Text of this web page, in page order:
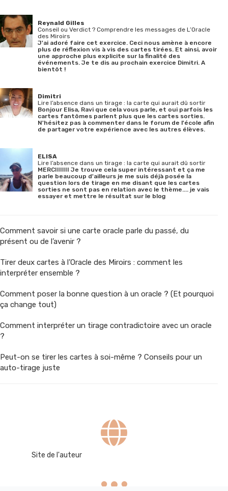
Reynald Gilles
Conseil ou Verdict ? Comprendre les messages de L’Oracle
des Miroirs
J'ai adoré faire cet exercice. Ceci nous amène à encore
plus de réflexion vis à vis des cartes tirées. Et ainsi, avoir
une approche plus explicite sur la finalité des
événements. Je te dis au prochain exercice Dimitri. A
bientôt !
Dimitri
Lire l’absence dans un tirage : la carte qui aurait dû sortir
Bonjour Elisa, Ravi que cela vous parle, et oui parfois les
cartes fantômes parlent plus que les cartes sorties.
N'hésitez pas à commenter dans le forum de l'école afin
de partager votre expérience avec les autres élèves.
ELISA
Lire l’absence dans un tirage : la carte qui aurait dû sortir
MERCIIIIIII Je trouve cela super intéressant et ça me
parle beaucoup d'ailleurs je me suis déjà posée la
question lors de tirage en me disant que les cartes
sorties ne sont pas en relation avec le thème.... je vais
essayer et mettre le résultat sur le blog
Comment savoir si une carte oracle parle du passé, du
présent ou de l’avenir ?
Tirer deux cartes à l’Oracle des Miroirs : comment les
interpréter ensemble ?
Comment poser la bonne question à un oracle ? (Et pourquoi
ça change tout)
Comment interpréter un tirage contradictoire avec un oracle
?
Peut-on se tirer les cartes à soi-même ? Conseils pour un
auto-tirage juste
Site de l'auteur